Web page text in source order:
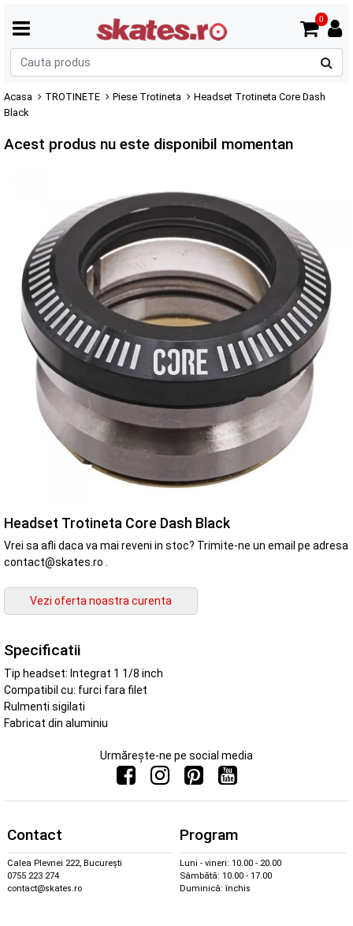
0
Acasa TROTINETE Piese Trotineta
Headset Trotineta Core Dash
Black
Acest produs nu este disponibil momentan
Headset Trotineta Core Dash Black
Vrei sa afli daca va mai reveni in stoc? Trimite-ne un email pe adresa
contact@skates.ro .
Specificatii
Tip headset: Integrat 1 1/8 inch
Compatibil cu: furci fara filet
Rulmenti sigilati
Fabricat din aluminiu
Urmărește-ne pe social media
Contact
Calea Plevnei 222, București
0755 223 274
contact@skates.ro
Program
Luni - vineri: 10.00 - 20.00
Sâmbătă: 10.00 - 17.00
Duminică: închis